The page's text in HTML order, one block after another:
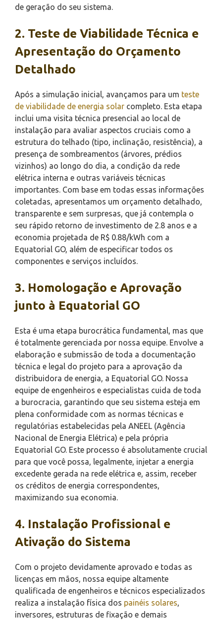
de geração do seu sistema.
2. Teste de Viabilidade Técnica e
Apresentação do Orçamento
Detalhado
Após a simulação inicial, avançamos para um teste
de viabilidade de energia solar completo. Esta etapa
inclui uma visita técnica presencial ao local de
instalação para avaliar aspectos cruciais como a
estrutura do telhado (tipo, inclinação, resistência), a
presença de sombreamentos (árvores, prédios
vizinhos) ao longo do dia, a condição da rede
elétrica interna e outras variáveis técnicas
importantes. Com base em todas essas informações
coletadas, apresentamos um orçamento detalhado,
transparente e sem surpresas, que já contempla o
seu rápido retorno de investimento de 2.8 anos e a
economia projetada de R$ 0.88/kWh com a
Equatorial GO, além de especificar todos os
componentes e serviços incluídos.
3. Homologação e Aprovação
junto à Equatorial GO
Esta é uma etapa burocrática fundamental, mas que
é totalmente gerenciada por nossa equipe. Envolve a
elaboração e submissão de toda a documentação
técnica e legal do projeto para a aprovação da
distribuidora de energia, a Equatorial GO. Nossa
equipe de engenheiros e especialistas cuida de toda
a burocracia, garantindo que seu sistema esteja em
plena conformidade com as normas técnicas e
regulatórias estabelecidas pela ANEEL (Agência
Nacional de Energia Elétrica) e pela própria
Equatorial GO. Este processo é absolutamente crucial
para que você possa, legalmente, injetar a energia
excedente gerada na rede elétrica e, assim, receber
os créditos de energia correspondentes,
maximizando sua economia.
4. Instalação Profissional e
Ativação do Sistema
Com o projeto devidamente aprovado e todas as
licenças em mãos, nossa equipe altamente
qualificada de engenheiros e técnicos especializados
realiza a instalação física dos painéis solares
inversores, estruturas de fixação e demais